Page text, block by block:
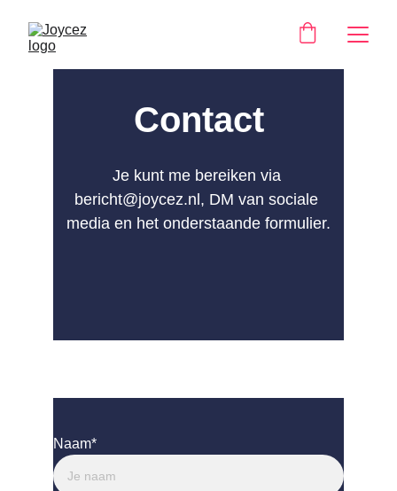
Contact
Je kunt me bereiken via
bericht@joycez.nl, DM van sociale
media en het onderstaande formulier.
Naam*